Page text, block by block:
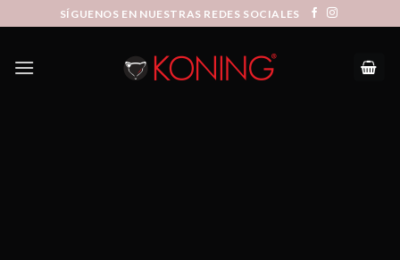
SÍGUENOS EN NUESTRAS REDES SOCIALES